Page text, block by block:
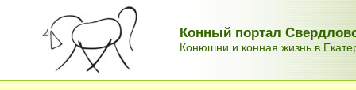
Конный портал
Конюшни и конная жизнь в